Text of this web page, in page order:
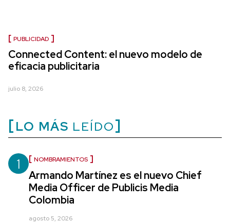
PUBLICIDAD
Connected Content: el nuevo modelo de
eficacia publicitaria
julio 8, 2026
LO MÁS LEÍDO
1 NOMBRAMIENTOS
Armando Martínez es el nuevo Chief
Media Officer de Publicis Media
Colombia
agosto 5, 2026